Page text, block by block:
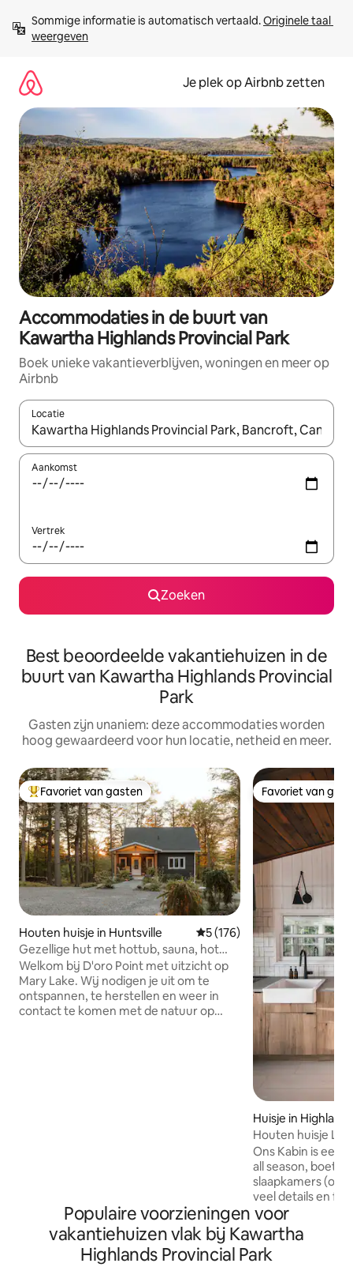
direct
naar
Sommige informatie is automatisch vertaald. Originele taal
weergeven
Je plek op Airbnb zetten
Accommodaties in de buurt van
Kawartha Highlands Provincial Park
Boek unieke vakantieverblijven, woningen en meer op
Airbnb
Locatie
Wanneer er resultaten beschikbaar zijn, maak je een keuze
Aankomst
Vertrek
Zoeken
Best beoordeelde vakantiehuizen in de
buurt van Kawartha Highlands Provincial
Park
Gasten zijn unaniem: deze accommodaties worden
hoog gewaardeerd voor hun locatie, netheid en meer.
Topfavoriet van gasten
Favoriet van gasten
Houten huisje in Huntsville Gemiddelde beoordeling
5 (176)
Gezellige hut met hottub, sauna, hot
yogastudio.
Welkom bij D'oro Point met uitzicht op
Mary Lake. Wij nodigen je uit om te
ontspannen, te herstellen en weer in
contact te komen met de natuur op
wat Muskoka te bieden heeft.
Favoriet van
Favoriet van
Huisje in
Houten huisje
Ons Kabin is een
all season,
slaapkamers
veel details en
je delen. Het
en heeft een
blootstelling, met
Paudashmeer.
Populaire voorzieningen voor
vakantiehuizen vlak bij Kawartha
Highlands Provincial Park